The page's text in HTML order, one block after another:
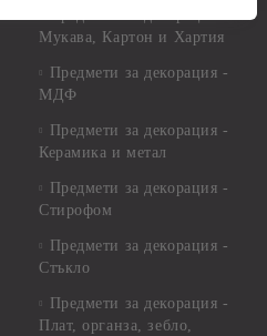
Мукава, Картон и Хартия
Предмети за декорация -
МДФ
Предмети за декорация -
Керамика и метал
Предмети за декорация -
Стирофом
Предмети за декорация -
Стъкло
Предмети за декорация -
Плат, органза, зебло,